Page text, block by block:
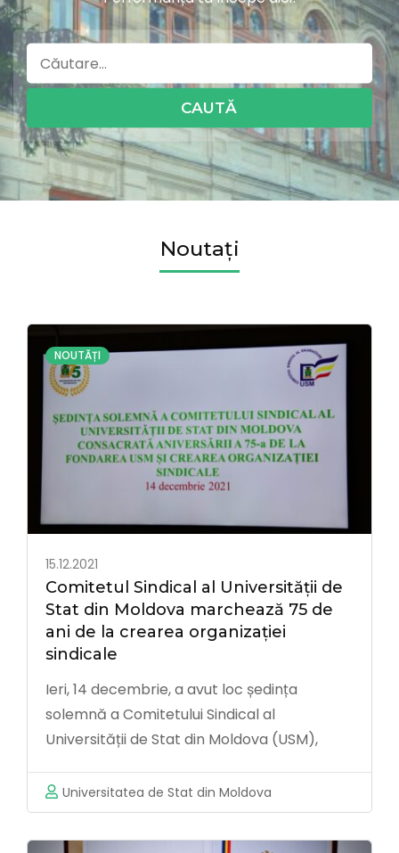
Caută
după:
Noutați
NOUTĂȚI
15.12.2021
Comitetul Sindical al Universității de
Stat din Moldova marchează 75 de
ani de la crearea organizației
sindicale
Ieri, 14 decembrie, a avut loc ședința
solemnă a Comitetului Sindical al
Universității de Stat din Moldova (USM),
organizației sindicale. La eveniment au
participat: rectorul USM, Igor ȘAROV;
președintele Comitetului Sindical al USM,
Universitatea de Stat din Moldova